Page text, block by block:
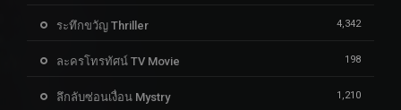
ระทึกขวัญ Thriller 4,342
ละครโทรทัศน์ TV Movie 198
ลึกลับซ่อนเงื่อน Mystry 1,210